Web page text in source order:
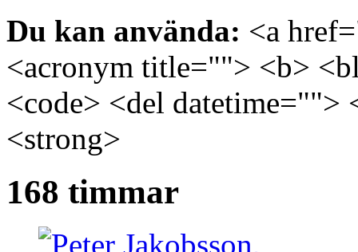
Du kan använda: <a
<acronym title=""> <b>
<code> <del
<strong>
168 timmar